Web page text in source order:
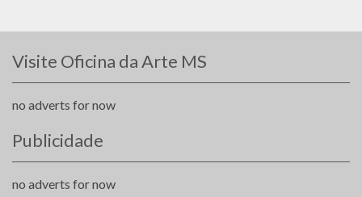
Visite Oficina da Arte MS
no adverts for now
Publicidade
no adverts for now